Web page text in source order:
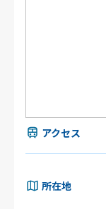
アクセス
所在地